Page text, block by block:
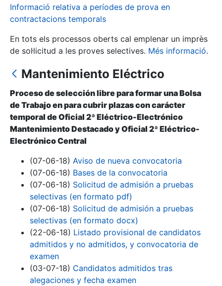
Mostra/Amaga
Mostra/Amaga
Mostra/Amaga
Informació relativa a períodes de prova en
contractacions temporals
En tots els processos oberts cal emplenar un imprès
de sol·licitud a les proves selectives. Més informació.
Mantenimiento Eléctrico
Proceso de selección libre para formar una Bolsa
de Trabajo en para cubrir plazas con carácter
temporal de Oficial 2ª Eléctrico-Electrónico
Mantenimiento Destacado y Oficial 2ª Eléctrico-
Electrónico Central
(07-06-18) Aviso de nueva convocatoria
(07-06-18) Bases de la convocatoria
(07-06-18) Solicitud de admisión a pruebas
selectivas (en formato pdf)
(07-06-18) Solicitud de admisión a pruebas
selectivas (en formato docx)
(22-06-18) Listado provisional de candidatos
admitidos y no admitidos, y convocatoria de
examen
(03-07-18) Candidatos admitidos tras
alegaciones y fecha examen